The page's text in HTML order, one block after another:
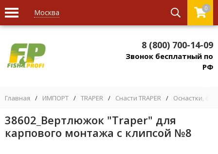
Москва 0
8 (800) 700-14-09
Звонок бесплатный по
РФ
Главная / ИМПОРТ / TRAPER / Снасти TRAPER / Оснастки,
38602_Вертлюжок "Traper" для
карпового монтажа с клипсой №8